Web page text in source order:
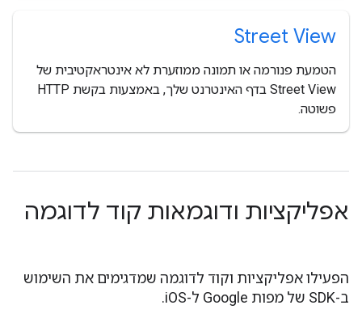
Street View
הטמעת פנורמה או תמונה ממוזערת לא אינטראקטיבית של
Street View בדף האינטרנט שלך, באמצעות בקשת HTTP
פשוטה.
אפליקציות ודוגמאות קוד לדוגמה
הפעילו אפליקציות וקוד לדוגמה שמדגימים את השימוש
ב-SDK של מפות Google ל-iOS.